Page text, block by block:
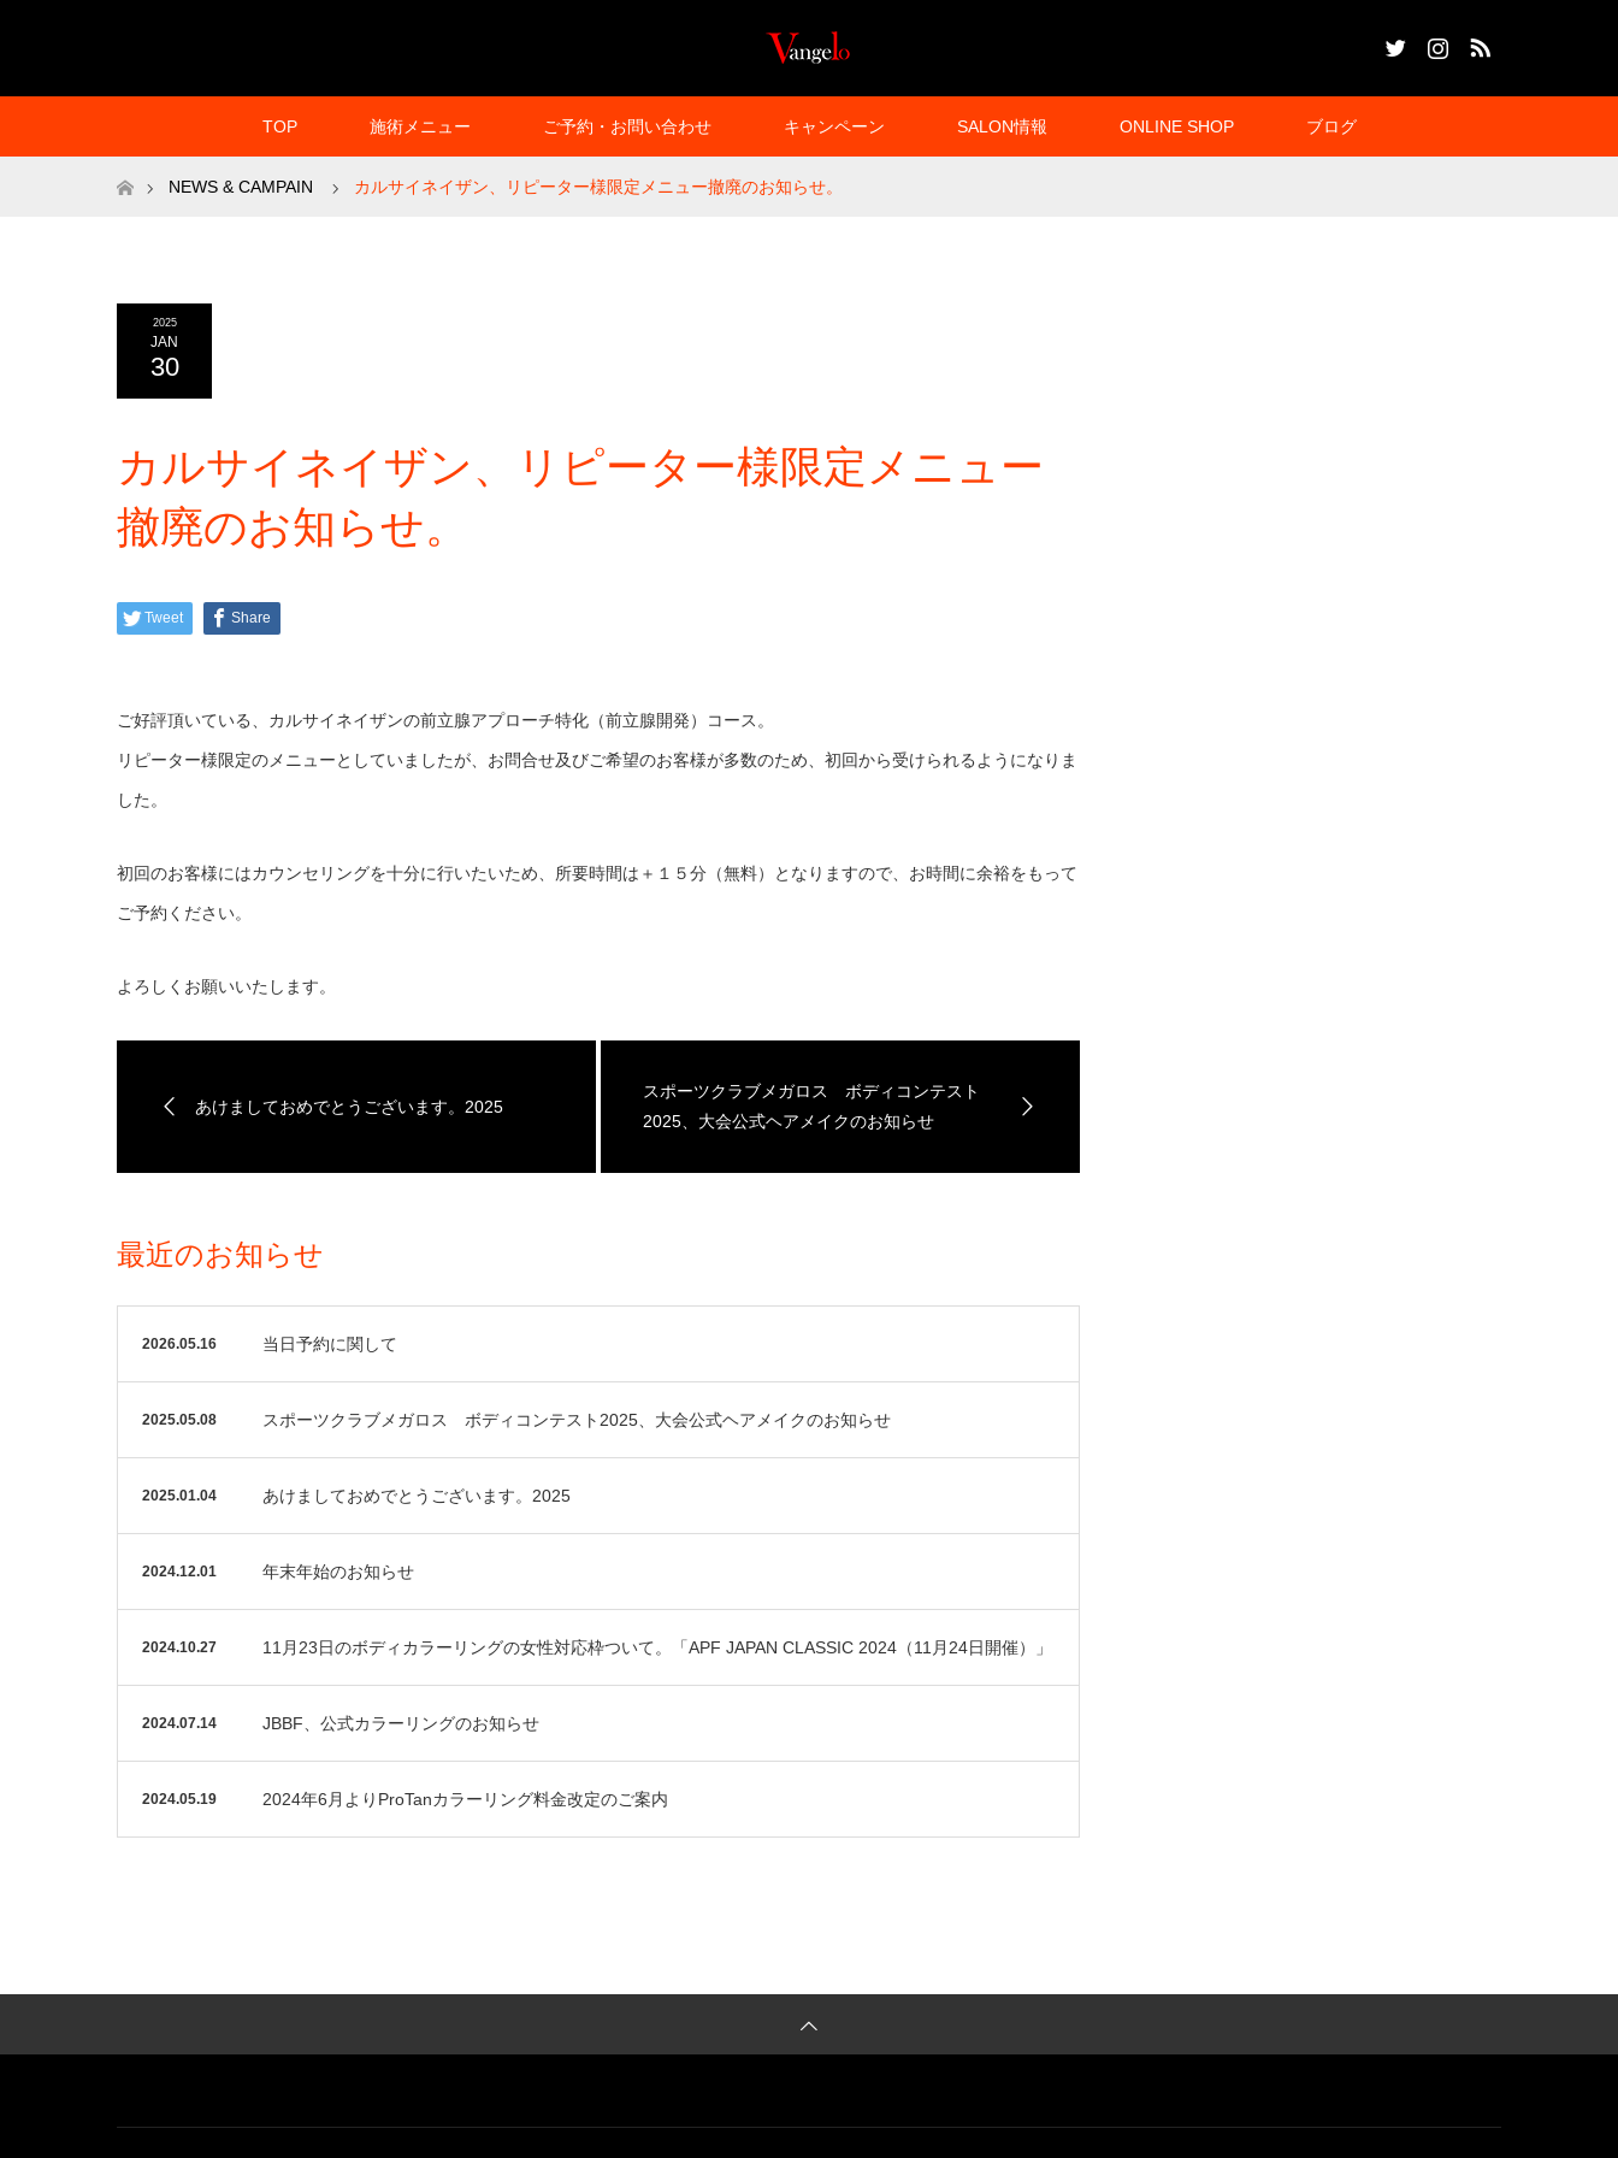
TOP 施術メニュー ご予約・お問い合わせ キャンペーン SALON情報 ONLINE SHOP ブログ
ホームNEWS & CAMPAIN カルサイネイザン、リピーター様限定メニュー撤廃のお知らせ。
2025
JAN
30
カルサイネイザン、リピーター様限定メニュー
撤廃のお知らせ。
Tweet Share
ご好評頂いている、カルサイネイザンの前立腺アプローチ特化（前立腺開発）コース。
リピーター様限定のメニューとしていましたが、お問合せ及びご希望のお客様が多数のため、初回から受けられるようになりま
した。
初回のお客様にはカウンセリングを十分に行いたいため、所要時間は＋１５分（無料）となりますので、お時間に余裕をもって
ご予約ください。
よろしくお願いいたします。
あけましておめでとうございます。2025
スポーツクラブメガロス ボディコンテスト
2025、大会公式ヘアメイクのお知らせ
最近のお知らせ
2026.05.16 当日予約に関して
2025.05.08 スポーツクラブメガロス ボディコンテスト2025、大会公式ヘアメイクのお知らせ
2025.01.04 あけましておめでとうございます。2025
2024.12.01 年末年始のお知らせ
2024.10.27 11月23日のボディカラーリングの女性対応枠ついて。「APF JAPAN CLASSIC 2024（11月24日開催）」
2024.07.14 JBBF、公式カラーリングのお知らせ
2024.05.19 2024年6月よりProTanカラーリング料金改定のご案内